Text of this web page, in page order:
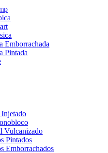
Emborrachada
Pintada
Vulcanizado
Pintados
Emborrachados